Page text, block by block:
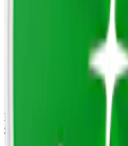
Information om
Spirit